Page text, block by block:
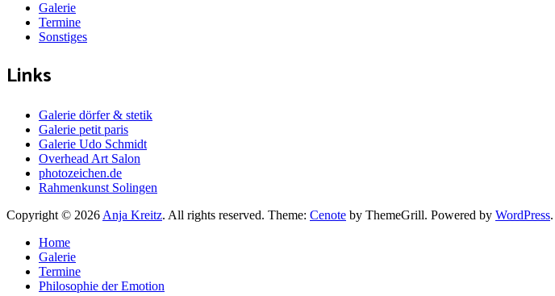
Galerie
Termine
Sonstiges
Links
Galerie dörfer & stetik
Galerie petit paris
Galerie Udo Schmidt
Overhead Art Salon
photozeichen.de
Rahmenkunst Solingen
Copyright © 2026 Anja Kreitz. All rights reserved. Theme: Cenote by ThemeGrill. Powered by WordPress.
Home
Galerie
Termine
Philosophie der Emotion